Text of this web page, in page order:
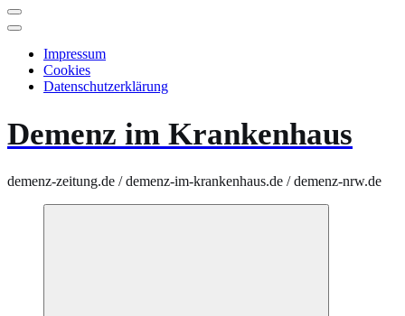
Impressum
Cookies
Datenschutzerklärung
Demenz im Krankenhaus
demenz-zeitung.de / demenz-im-krankenhaus.de / demenz-nrw.de